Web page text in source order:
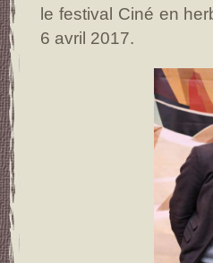
le festival Ciné en
6 avril 2017.